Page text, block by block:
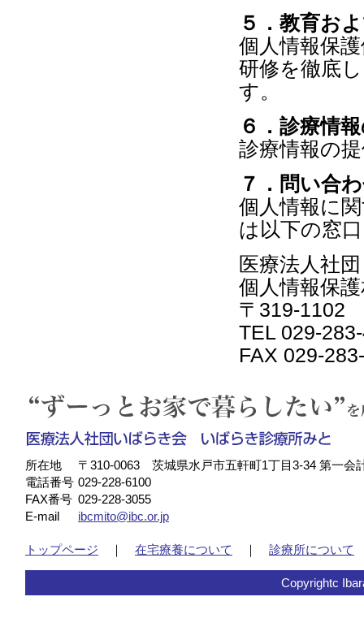
５．教育お
個人情報保
研修を徹底
す。
６．診療情
診療情報の
７．問い合
個人情報に
は以下の窓
医療法人社
個人情報保
〒319-1102
TEL 029-
FAX 029-
所在地
〒310-0063 茨城県水戸市五軒町1丁目3-34 第一会
電話番号 029-228-6100
FAX番号 029-228-3055
E-mail
ibcmito@ibc.or.jp
トップページ ｜ 在宅療養について ｜ 診療所について
Copyrightc